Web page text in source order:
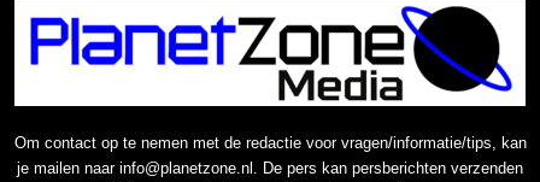
Om contact op te nemen met de redactie voor vragen/informatie/tips, kan
je mailen naar info@planetzone.nl. De pers kan persberichten verzenden